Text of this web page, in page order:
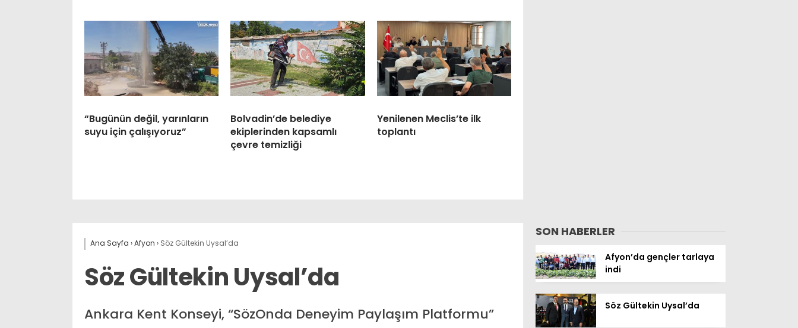
“Bugünün değil, yarınların
suyu için çalışıyoruz”
Bolvadin’de belediye
ekiplerinden kapsamlı
çevre temizliği
Yenilenen Meclis’te ilk
toplantı
Ana Sayfa ›Afyon › Söz Gültekin Uysal’da
Söz Gültekin Uysal’da
Ankara Kent Konseyi, “SözOnda Deneyim Paylaşım Platformu”
SON HABERLER
Afyon’da gençler tarlaya
indi
Söz Gültekin Uysal’da